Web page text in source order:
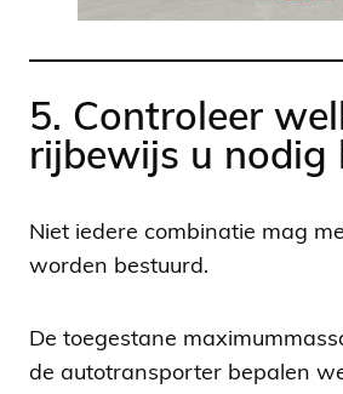
5. Controleer
rijbewijs u nodig
Niet iedere combinatie mag
worden bestuurd.
De toegestane
de autotransporter bepalen